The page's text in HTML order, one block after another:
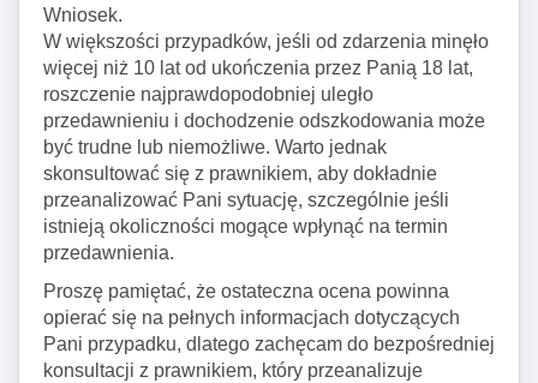
Wniosek.
W większości przypadków, jeśli od zdarzenia minęło
więcej niż 10 lat od ukończenia przez Panią 18 lat,
roszczenie najprawdopodobniej uległo
przedawnieniu i dochodzenie odszkodowania może
być trudne lub niemożliwe. Warto jednak
skonsultować się z prawnikiem, aby dokładnie
przeanalizować Pani sytuację, szczególnie jeśli
istnieją okoliczności mogące wpłynąć na termin
przedawnienia.
Proszę pamiętać, że ostateczna ocena powinna
opierać się na pełnych informacjach dotyczących
Pani przypadku, dlatego zachęcam do bezpośredniej
konsultacji z prawnikiem, który przeanalizuje